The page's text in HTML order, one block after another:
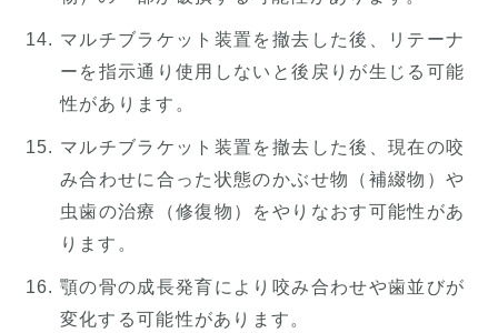
マルチブラケット装置を撤去した後、リテーナ
ーを指示通り使用しないと後戻りが生じる可能
性があります。
マルチブラケット装置を撤去した後、現在の咬
み合わせに合った状態のかぶせ物（補綴物）や
虫歯の治療（修復物）をやりなおす可能性があ
ります。
顎の骨の成長発育により咬み合わせや歯並びが
変化する可能性があります。